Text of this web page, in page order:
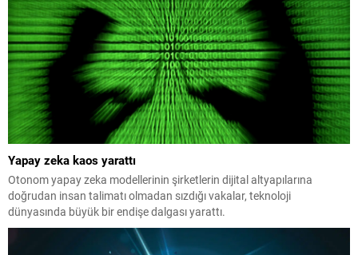
Yapay zeka kaos yarattı
Otonom yapay zeka modellerinin şirketlerin dijital altyapılarına
doğrudan insan talimatı olmadan sızdığı vakalar, teknoloji
dünyasında büyük bir endişe dalgası yarattı.